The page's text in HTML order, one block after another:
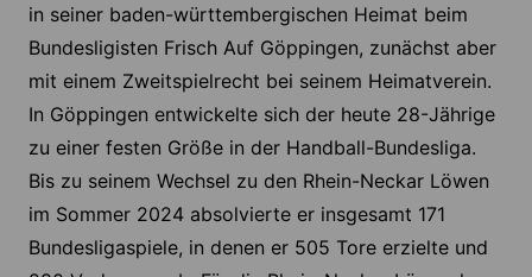
in seiner baden-württembergischen Heimat beim
Bundesligisten Frisch Auf Göppingen, zunächst aber
mit einem Zweitspielrecht bei seinem Heimatverein.
In Göppingen entwickelte sich der heute 28-Jährige
zu einer festen Größe in der Handball-Bundesliga.
Bis zu seinem Wechsel zu den Rhein-Neckar Löwen
im Sommer 2024 absolvierte er insgesamt 171
Bundesligaspiele, in denen er 505 Tore erzielte und